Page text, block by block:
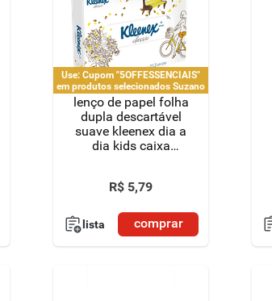
Use: Cupom "5OFFESSENCIAIS"
em produtos selecionados Suzano
lenço de papel folha
dupla descartável
suave kleenex dia a
dia kids caixa
R$ 5,79
lista comprar